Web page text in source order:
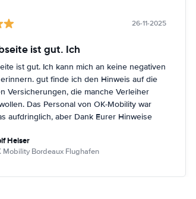
26-11-2025
ist gut. Ich
ist gut. Ich kann mich an keine negativen
gut finde ich den Hinweis auf die
Versicherungen, die manche Verleiher
Das Personal von OK-Mobility war
aufdringlich, aber Dank Eurer Hinweise
gelassen weglächeln ;-)
Heiser
Mobility Bordeaux Flughafen